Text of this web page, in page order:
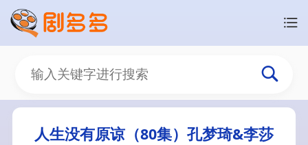
人生没有原谅（80集）孔梦琦&李莎